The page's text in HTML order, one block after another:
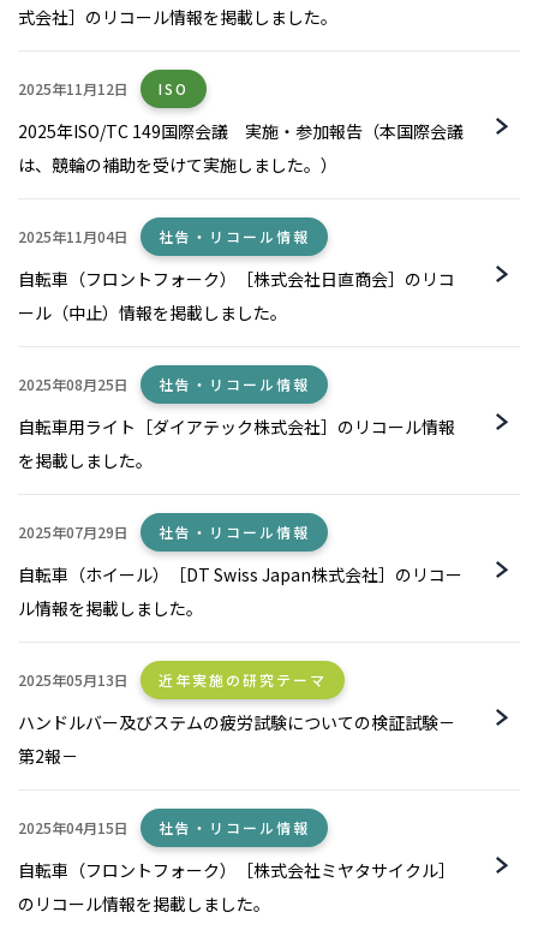
式会社］のリコール情報を掲載しました。
2025年11月12日 ISO
2025年ISO/TC 149国際会議 実施・参加報告（本国際会議
は、競輪の補助を受けて実施しました。）
2025年11月04日 社告・リコール情報
自転車（フロントフォーク）［株式会社日直商会］のリコ
ール（中止）情報を掲載しました。
2025年08月25日 社告・リコール情報
自転車用ライト［ダイアテック株式会社］のリコール情報
を掲載しました。
2025年07月29日 社告・リコール情報
自転車（ホイール）［DT Swiss Japan株式会社］のリコー
ル情報を掲載しました。
2025年05月13日 近年実施の研究テーマ
ハンドルバー及びステムの疲労試験についての検証試験－
第2報－
2025年04月15日 社告・リコール情報
自転車（フロントフォーク）［株式会社ミヤタサイクル］
のリコール情報を掲載しました。